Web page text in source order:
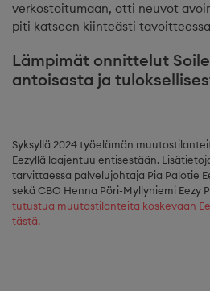
verkostoitumaan, otti neuvot
piti katseen kiinteästi
Lämpimät onnittelut
antoisasta ja
Syksyllä 2024 työelämän
Eezyllä laajentuu entisestään.
tarvittaessa palvelujohtaja Pia Palotie
sekä CBO Henna Pöri-Myllyniemi Eezy
tutustua muutostilanteita koskevaan
tästä.